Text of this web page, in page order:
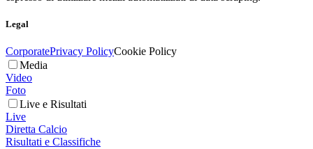
Legal
CorporatePrivacy PolicyCookie Policy
Media
Video
Foto
Live e Risultati
Live
Diretta Calcio
Risultati e Classifiche